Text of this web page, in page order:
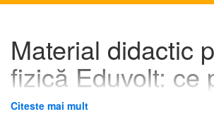
Material didactic
fizică Eduvolt: ce
pregătești pentru
Citeste mai mult